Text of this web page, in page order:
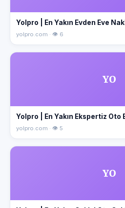
Yolpro | En Yakın Evden Eve
yolpro.com · 👁 6
YO
Yolpro | En Yakın Ekspertiz Oto
yolpro.com · 👁 5
YO